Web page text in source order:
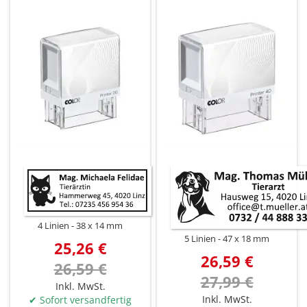
4 Linien 38 x 14 mm
25,26 €
26,59 €
Inkl. MwSt.
✔ Sofort versandfertig
5 Linien 47 x 18 mm
26,59 €
27,99 €
Inkl. MwSt.